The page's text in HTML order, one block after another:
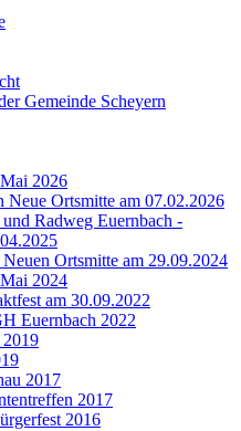
Gemeinde Scheyern
2026
Neue Ortsmitte am 07.02.2026
Radweg Euernbach -
Ortsmitte am 29.09.2024
2024
am 30.09.2022
Euernbach 2022
2017
2017
2016